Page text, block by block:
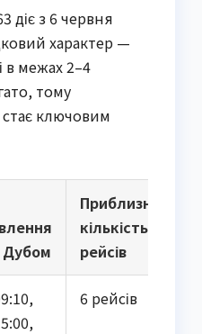
діє з 6 червня
характер —
в межах 2–4
тому
ключовим
Дубом
Приблизна
кількість
рейсів
6 рейсів